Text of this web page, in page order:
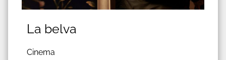
La belva
Cinema